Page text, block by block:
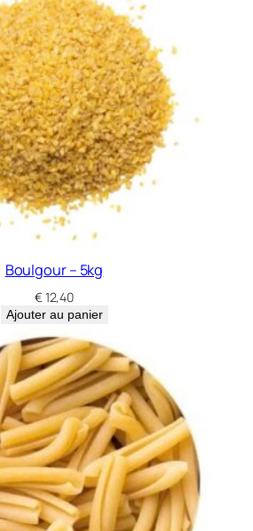
Boulgour – 5kg
€12,40
Ajouter au panier